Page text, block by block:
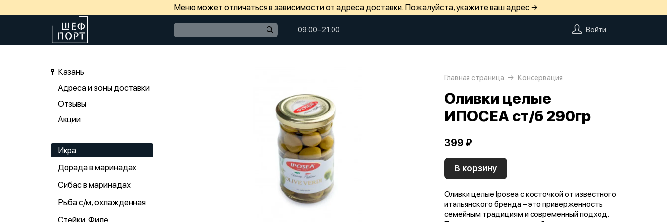
Меню может отличаться в зависимости от адреса доставки. Пожалуйста, укажите ваш адрес →
09:00−21:00 Войти
Казань
Адреса и зоны доставки
Отзывы
Акции
Икра
Дорада в маринадах
Сибас в маринадах
Рыба с/м, охлажденная
Стейки, Филе
Главная страница Консервация
Оливки целые
ИПОСЕА ст/б 290гр
399 ₽
В корзину
Оливки целые Iposea с косточкой от известного
итальянского бренда – это приверженность
семейным традициям и современный подход.